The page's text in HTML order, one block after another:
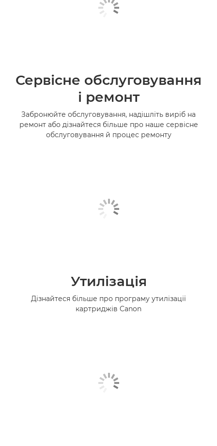
Сервісне обслуговування
і ремонт
Забронюйте обслуговування, надішліть виріб на
ремонт або дізнайтеся більше про наше сервісне
обслуговування й процес ремонту
Утилізація
Дізнайтеся більше про програму утилізації
картриджів Canon